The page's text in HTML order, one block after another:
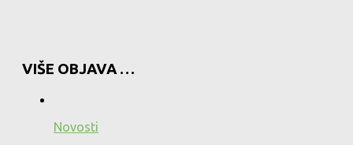
VIŠE OBJAVA …
Novosti